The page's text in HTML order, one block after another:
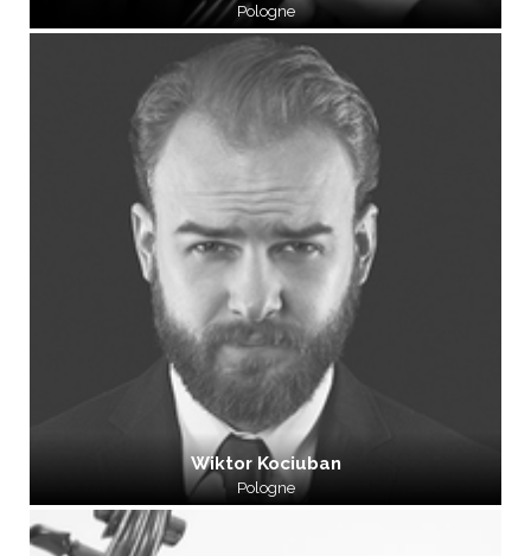
Pologne
Wiktor Kociuban
Pologne